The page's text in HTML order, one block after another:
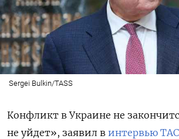
Sergei Bulkin/TASS
Конфликт в Украине не
не уйдет», заявил в интервью